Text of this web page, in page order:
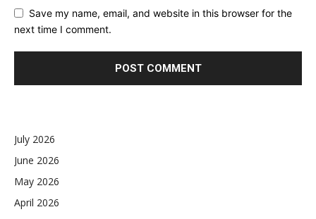
Save my name, email, and website in this browser for the
next time I comment.
July 2026
June 2026
May 2026
April 2026